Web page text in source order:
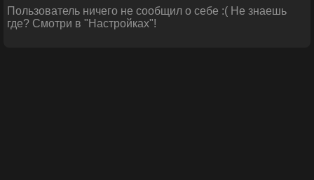
Пользователь ничего не сообщил о себе :( Не знаешь
где? Смотри в "Настройках"!